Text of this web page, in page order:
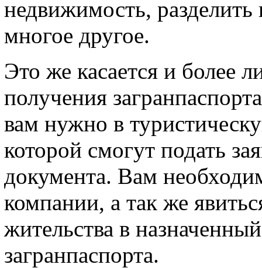
недвижимость,
многое другое.
Это же касается и более
получения
вам нужно в
которой смогут подать
документа. Вам
компании, а так же
жительства в
загранпаспорта.